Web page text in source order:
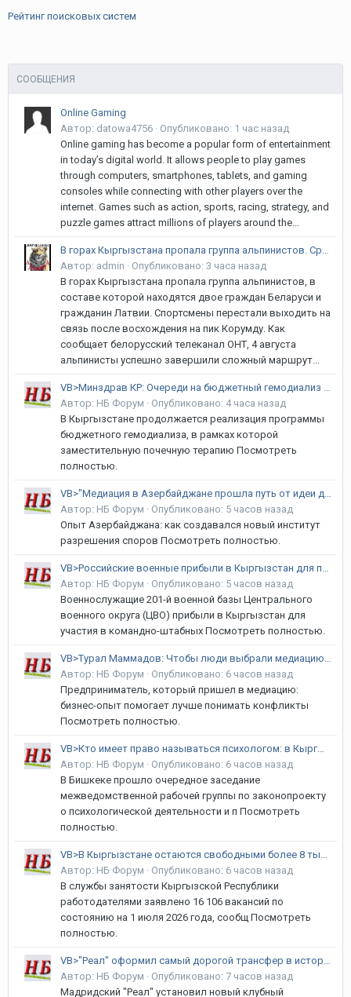
Рейтинг поисковых систем
СООБЩЕНИЯ
Online Gaming
Автор: datowa4756 · Опубликовано: 1 час назад
Online gaming has become a popular form of entertainment
in today’s digital world. It allows people to play games
through computers, smartphones, tablets, and gaming
consoles while connecting with other players over the
internet. Games such as action, sports, racing, strategy, and
puzzle games attract millions of players around the...
В горах Кыргызстана пропала группа альпинистов. Среди них белорусы и латвиец
Автор: admin · Опубликовано: 3 часа назад
В горах Кыргызстана пропала группа альпинистов, в
составе которой находятся двое граждан Беларуси и
гражданин Латвии. Спортсмены перестали выходить на
связь после восхождения на пик Корумду. Как
сообщает белорусский телеканал ОНТ, 4 августа
альпинисты успешно завершили сложный маршрут...
VB>Минздрав КР: Очереди на бюджетный гемодиализ в стране нет
Автор: НБ Форум · Опубликовано: 4 часа назад
В Кыргызстане продолжается реализация программы
бюджетного гемодиализа, в рамках которой
заместительную почечную терапию Посмотреть
полностью.
VB>"Медиация в Азербайджане прошла путь от идеи до работающей системы"
Автор: НБ Форум · Опубликовано: 5 часов назад
Опыт Азербайджана: как создавался новый институт
разрешения споров Посмотреть полностью.
VB>Российские военные прибыли в Кыргызстан для проведения учений
Автор: НБ Форум · Опубликовано: 5 часов назад
Военнослужащие 201-й военной базы Центрального
военного округа (ЦВО) прибыли в Кыргызстан для
участия в командно-штабных Посмотреть полностью.
VB>Турал Маммадов: Чтобы люди выбрали медиацию, они должны понять ее ценность
Автор: НБ Форум · Опубликовано: 6 часов назад
Предприниматель, который пришел в медиацию:
бизнес-опыт помогает лучше понимать конфликты
Посмотреть полностью.
VB>Кто имеет право называться психологом: в Кыргызстане готовят новый закон
Автор: НБ Форум · Опубликовано: 6 часов назад
В Бишкеке прошло очередное заседание
межведомственной рабочей группы по законопроекту
о психологической деятельности и п Посмотреть
полностью.
VB>В Кыргызстане остаются свободными более 8 тысяч рабочих мест
Автор: НБ Форум · Опубликовано: 6 часов назад
В службы занятости Кыргызской Республики
работодателями заявлено 16 106 вакансий по
состоянию на 1 июля 2026 года, сообщ Посмотреть
полностью.
VB>"Реал" оформил самый дорогой трансфер в истории клуба
Автор: НБ Форум · Опубликовано: 7 часов назад
Мадридский "Реал" установил новый клубный